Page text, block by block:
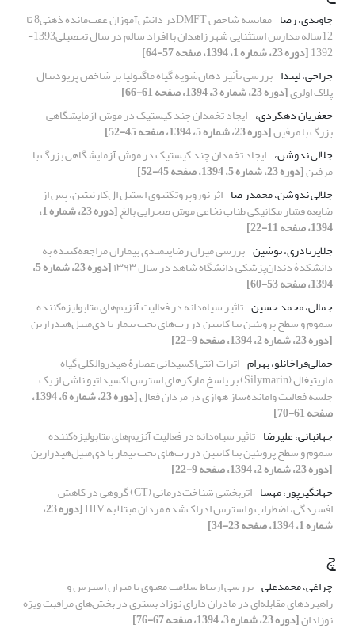
جاویدی، رضا مقایسه شاخص DMFTدر دانش‌آموزان عقب‌مانده ذهنی8 تا
12ساله مدارس استثنایی شهر زاهدان با افراد سالم در سال تحصیلی1393-
1392[دوره 23، شماره 1، 1394، صفحه 57-64]
جراحی، لیندا بررسی تأثیر دهان‌شویه گیاه ماگنولیا بر شاخص پریودنتال
پلاک اولری[دوره 23، شماره 3، 1394، صفحه 61-66]
جعفریان دهکردی، ایجاد تخمدان چند کیستیک در موش آزمایشگاهی
بزرگ با مرفین[دوره 23، شماره 5، 1394، صفحه 45-52]
جلالی ندوشن، ایجاد تخمدان چند کیستیک در موش آزمایشگاهی بزرگ با
مرفین[دوره 23، شماره 5، 1394، صفحه 45-52]
جلالی ندوشن، محمدر ضا اثر نوروپروتکتیوی استیل ال‌کارنیتین، پس از
ضایعه فشار مکانیکی طناب نخاعی موش صحرایی بالغ [دوره 23، شماره 1،
1394، صفحه 11-22]
جلایرنادری، نوشین بررسی میزان رضایتمندی بیماران مراجعه‌کننده به
دانشکدۀ دندان‌پزشکی دانشگاه شاهد در سال ۱۳۹۳ [دوره 23، شماره 5،
1394، صفحه 53-60]
جمالی، محمد حسین تاثیر سیاه‌دانه در فعالیت آنزیم‌های متابولیزه‌کننده
سموم و سطح پروتئین بتا کاتنین در رت‌های تحت تیمار با دی‌متیل‌هیدرازین
[دوره 23، شماره 2، 1394، صفحه 9-22]
جمالی‌قراخانلو، بهرام اثرات آنتی‌اکسیدانی عصارۀ هیدروالکلی گیاه
ماریتیغال (Silymarin) بر پاسخ مارکرهای استرس اکسیداتیو ناشی از یک
جلسه فعالیت وامانده‌ساز هوازی در مردان فعال [دوره 23، شماره 6، 1394،
صفحه 61-70]
جهانبانی، علیرضا تاثیر سیاه‌دانه در فعالیت آنزیم‌های متابولیزه‌کننده
سموم و سطح پروتئین بتا کاتنین در رت‌های تحت تیمار با دی‌متیل‌هیدرازین
[دوره 23، شماره 2، 1394، صفحه 9-22]
جهانگیرپور، مهسا
اثربخشی شناخت‌درمانی (CT) گروهی در کاهش
افسردگی، اضطراب و استرس ادراک‌شده مردان مبتلا به HIV [دوره 23،
شماره 1، 1394، صفحه 23-34]
چ
چراغی، محمدعلی بررسی ارتباط سلامت معنوی با میزان استرس و
راهبردهای مقابله‌ای‌‌ در مادران دارای نوزاد بستری در بخش‌های مراقبت ویژه
نوزادان[دوره 23، شماره 3، 1394، صفحه 67-76]